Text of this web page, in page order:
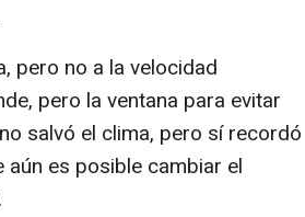
pero no a la velocidad
pero la ventana para evitar
salvó el clima, pero sí recordó
es posible cambiar el